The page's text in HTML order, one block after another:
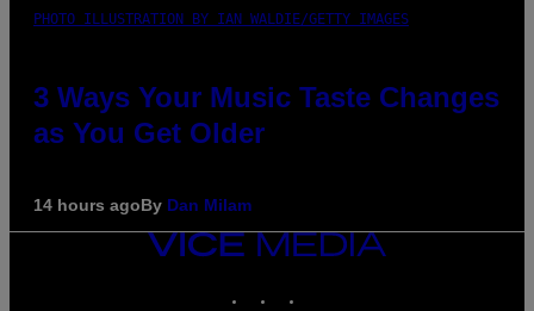
PHOTO ILLUSTRATION BY IAN WALDIE/GETTY IMAGES
3 Ways Your Music Taste Changes
as You Get Older
14 hours agoBy Dan Milam
VICE
MEDIA